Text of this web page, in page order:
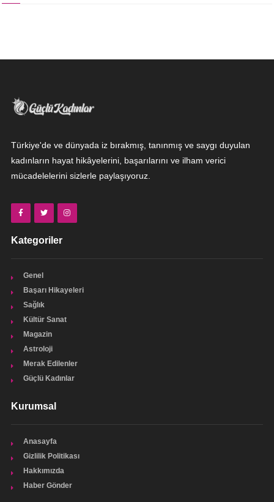
Türkiye'de ve dünyada iz bırakmış, tanınmış ve saygı duyulan
kadınların hayat hikâyelerini, başarılarını ve ilham verici
mücadelelerini sizlerle paylaşıyoruz.
Kategoriler
Genel
Başarı Hikayeleri
Sağlık
Kültür Sanat
Magazin
Astroloji
Merak Edilenler
Güçlü Kadınlar
Kurumsal
Anasayfa
Gizlilik Politikası
Hakkımızda
Haber Gönder